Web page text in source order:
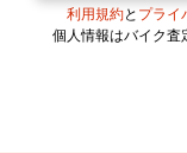
利用規約と プライ
個人情報はバイク査